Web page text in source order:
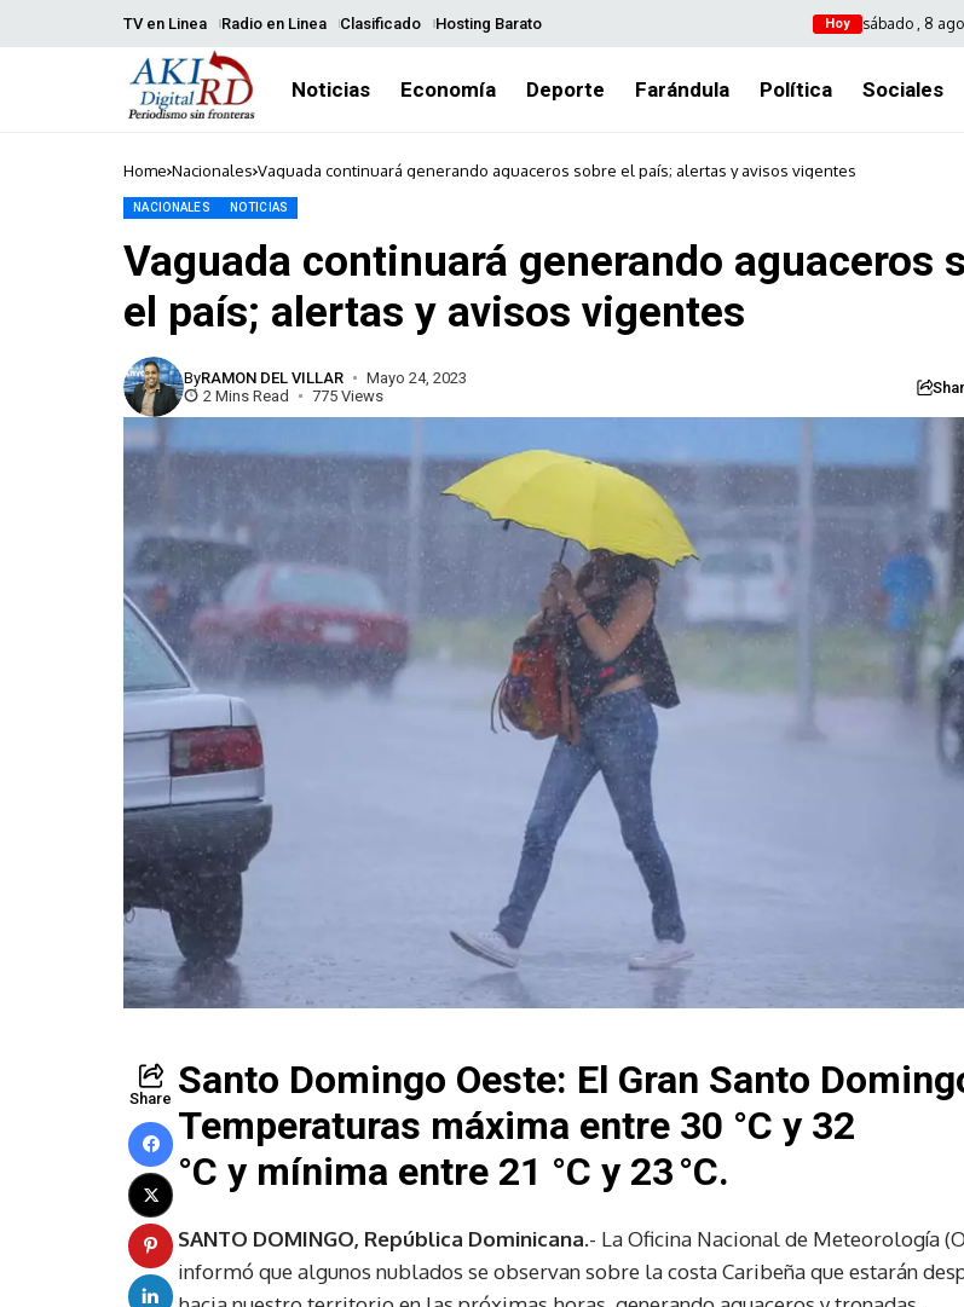
TV en Linea Radio en Linea Clasificado Hosting Barato Hoy sábado , 8
Noticias Economía Deporte Farándula Política Sociales
Home Nacionales Vaguada continuará generando aguaceros sobre el país; alertas y avisos vigentes
NACIONALES NOTICIAS
Vaguada continuará generando aguaceros
el país; alertas y avisos vigentes
ByRAMON DEL VILLAR
Mayo 24, 2023
2 Mins Read
775 Views
Share Santo Domingo Oeste: El Gran Santo
Temperaturas máxima entre 30 °C y 32
°C y mínima entre 21 °C y 23 °C.
SANTO DOMINGO, República Dominicana.- La Oficina Nacional de Meteorología
informó que algunos nublados se observan sobre la costa Caribeña que estarán